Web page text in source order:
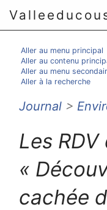
Aller au menu principal
Aller au contenu
Aller au menu
Aller à la recherche
Journal >
Les
«
cachée